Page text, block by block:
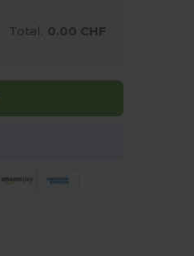
Total: 0.00 CHF